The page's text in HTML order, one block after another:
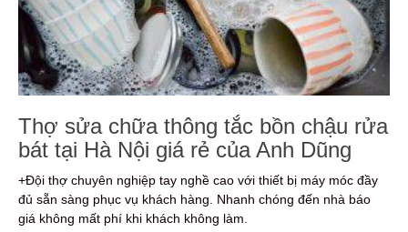
Thợ sửa chữa thông tắc bồn chậu rửa
bát tại Hà Nội giá rẻ của Anh Dũng
+Đội thợ chuyên nghiệp tay nghề cao với thiết bị máy móc đầy
đủ sẵn sàng phục vụ khách hàng. Nhanh chóng đến nhà báo
giá không mất phí khi khách không làm.